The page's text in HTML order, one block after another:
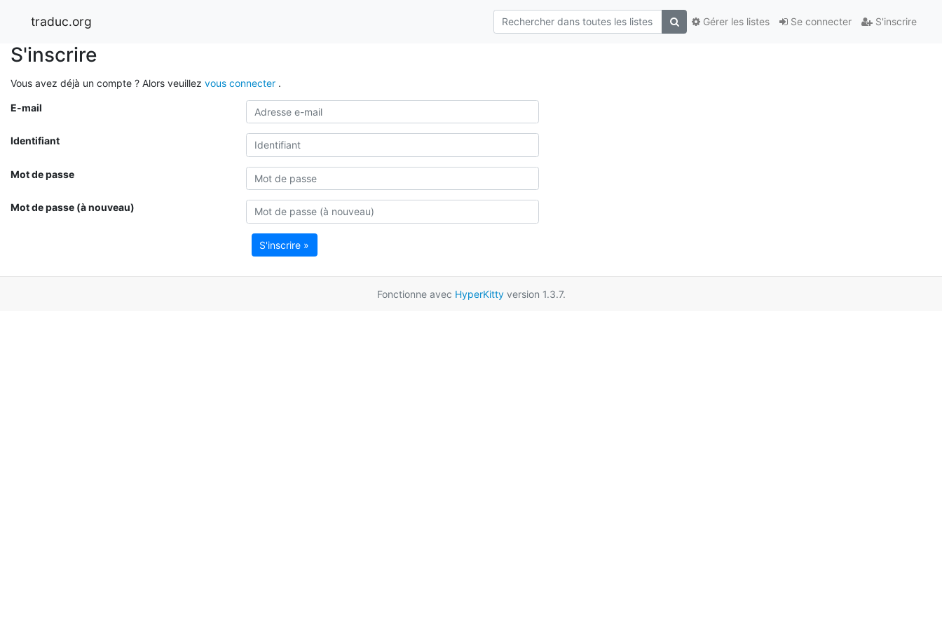
traduc.org Se connecter S'inscrire
Gérer les listes
S'inscrire
Vous avez déjà un compte ? Alors veuillez vous connecter .
E-mail
Identifiant
Mot de passe
Mot de passe (à nouveau)
S'inscrire »
Fonctionne avec HyperKittyversion 1.3.7.